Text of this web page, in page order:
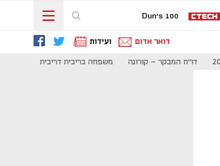
Dun's 100
דואר אדום ועידות
דו"ח המבקר - קורונה משפחה בריבית דריבית